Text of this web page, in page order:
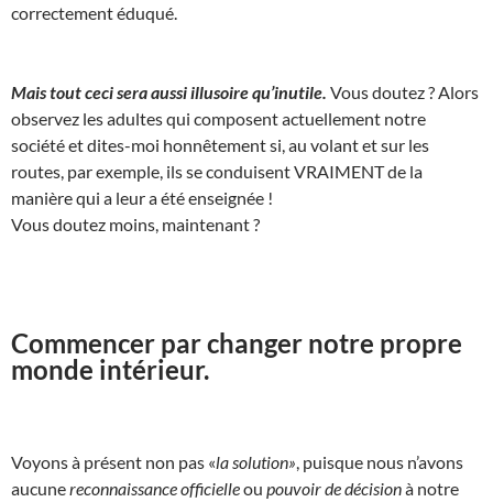
correctement éduqué.
Mais tout ceci sera aussi illusoire qu’inutile. Vous doutez ? Alors
observez les adultes qui composent actuellement notre
société et dites-moi honnêtement si, au volant et sur les
routes, par exemple, ils se conduisent VRAIMENT de la
manière qui a leur a été enseignée !
Vous doutez moins, maintenant ?
Commencer par changer notre propre
monde intérieur.
Voyons à présent non pas «la solution» , puisque nous n’avons
aucunereconnaissance officielleou pouvoir de décisionà notre